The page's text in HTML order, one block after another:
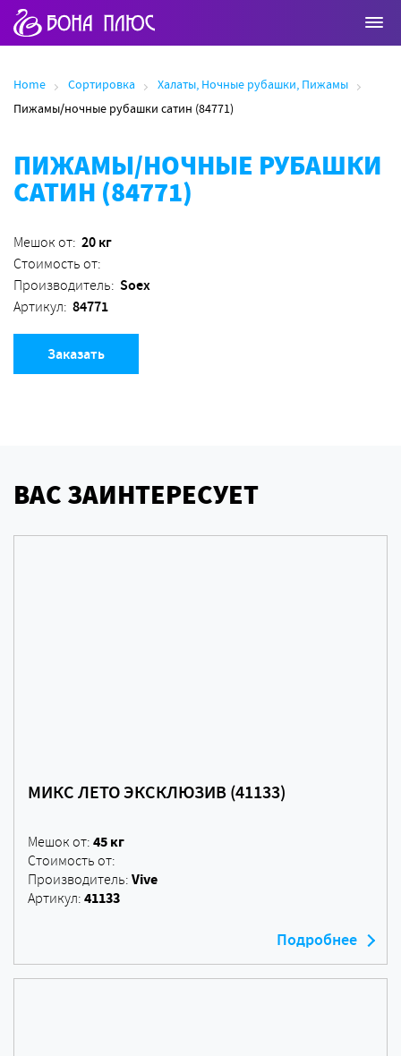
Home Сортировка
Халаты, Ночные рубашки, Пижамы
Пижамы/ночные рубашки сатин (84771)
ПИЖАМЫ/НОЧНЫЕ РУБАШКИ
САТИН (84771)
Мешок от: 20 кг
Стоимость от:
Производитель: Soex
Артикул: 84771
Заказать
ВАС ЗАИНТЕРЕСУЕТ
МИКС ЛЕТО ЭКСКЛЮЗИВ (41133)
Мешок от: 45 кг
Стоимость от:
Производитель: Vive
Артикул: 41133
Подробнее